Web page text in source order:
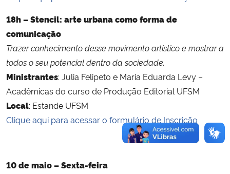
18h – Stencil: arte urbana como forma de
comunicação
Trazer conhecimento desse movimento artístico e mostrar a
todos o seu potencial dentro da sociedade.
Ministrantes: Julia Felipeto e Maria Eduarda Levy –
Acadêmicas do curso de Produção Editorial UFSM
Local: Estande UFSM
Clique aqui para acessar o formulário de Inscrição
10 de maio – Sexta-feira